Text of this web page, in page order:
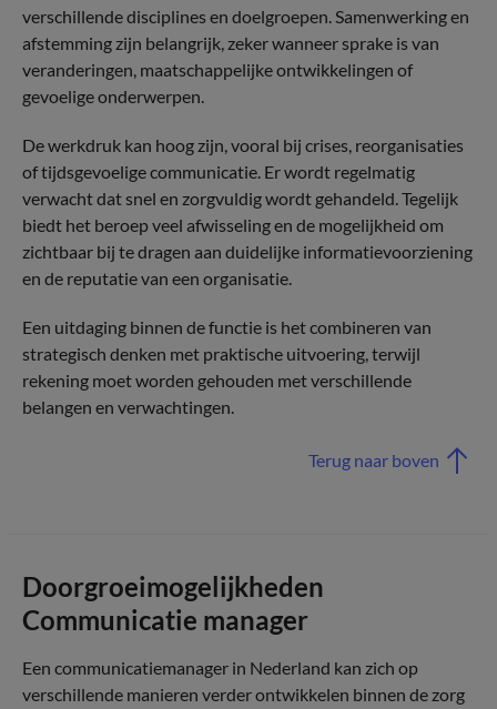
verschillende disciplines en doelgroepen. Samenwerking en
afstemming zijn belangrijk, zeker wanneer sprake is van
veranderingen, maatschappelijke ontwikkelingen of
gevoelige onderwerpen.
De werkdruk kan hoog zijn, vooral bij crises, reorganisaties
of tijdsgevoelige communicatie. Er wordt regelmatig
verwacht dat snel en zorgvuldig wordt gehandeld. Tegelijk
biedt het beroep veel afwisseling en de mogelijkheid om
zichtbaar bij te dragen aan duidelijke informatievoorziening
en de reputatie van een organisatie.
Een uitdaging binnen de functie is het combineren van
strategisch denken met praktische uitvoering, terwijl
rekening moet worden gehouden met verschillende
belangen en verwachtingen.
Terug naar boven
Doorgroeimogelijkheden
Communicatie manager
Een communicatiemanager in Nederland kan zich op
verschillende manieren verder ontwikkelen binnen de zorg